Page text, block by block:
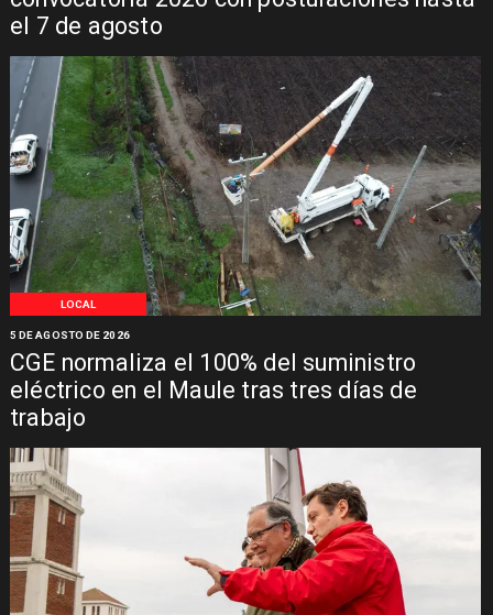
el 7 de agosto
LOCAL
CGE normaliza el 100% del suministro
eléctrico en el Maule tras tres días de
trabajo
5 DE AGOSTO DE 2026